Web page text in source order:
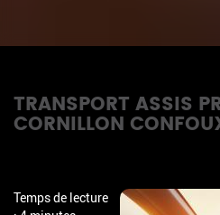
TRANSPORT ASSIS
CORNILLON
Temps de lecture